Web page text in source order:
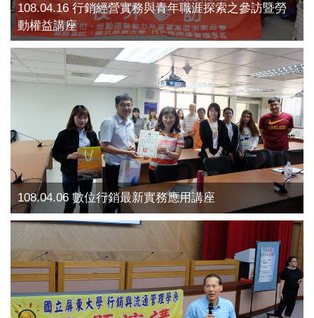
108.04.16 行銷經營實務與青年職涯探索之參訪暨勞
動權益講座
108.04.06 數位行銷最新實務應用講座